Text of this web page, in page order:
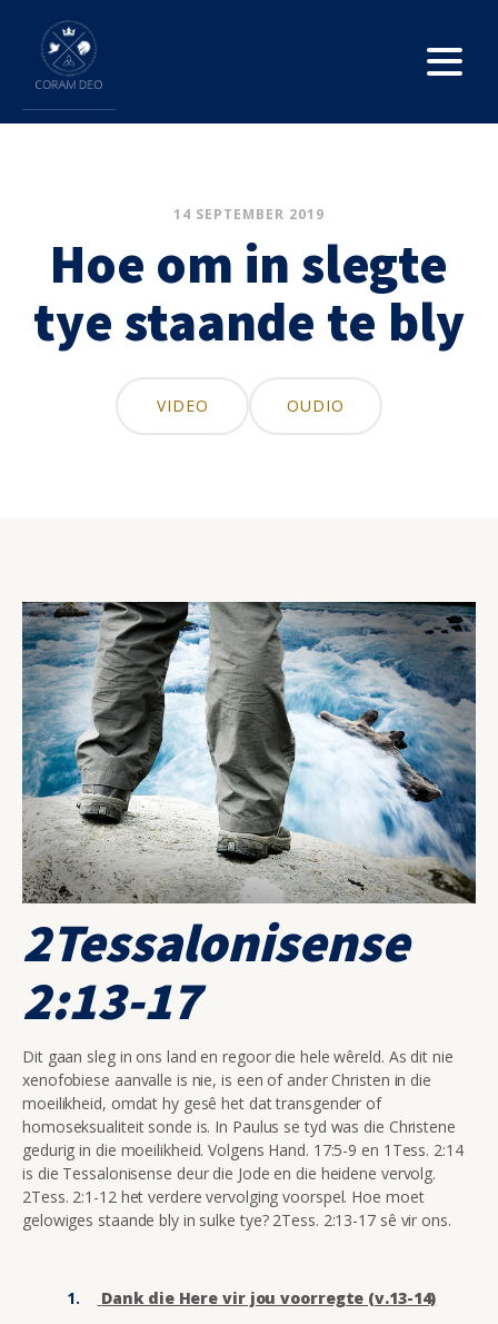
14 SEPTEMBER 2019
Hoe om in slegte
tye staande te bly
VIDEO OUDIO
2Tessalonisense
2:13-17
Dit gaan sleg in ons land en regoor die hele wêreld. As dit nie
xenofobiese aanvalle is nie, is een of ander Christen in die
moeilikheid, omdat hy gesê het dat transgender of
homoseksualiteit sonde is. In Paulus se tyd was die Christene
gedurig in die moeilikheid. Volgens Hand. 17:5-9 en 1Tess. 2:14
is die Tessalonisense deur die Jode en die heidene vervolg.
2Tess. 2:1-12 het verdere vervolging voorspel. Hoe moet
gelowiges staande bly in sulke tye? 2Tess. 2:13-17 sê vir ons.
Dank die Here vir jou voorregte (v.13-14)